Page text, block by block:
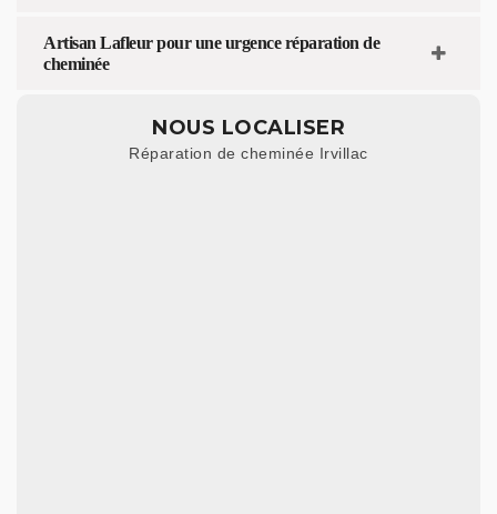
Artisan Lafleur pour une urgence réparation de
cheminée
NOUS LOCALISER
Réparation de cheminée Irvillac